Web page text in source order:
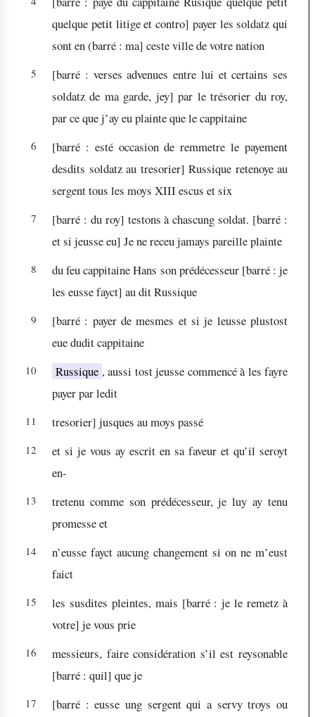
quelque petit litige et contro] payer les soldatz qui
sont en (barré : ma] ceste ville de votre nation
5 [barré : verses advenues entre lui et certains ses
soldatz de ma garde, jey] par le trésorier du roy,
par ce que j’ay eu plainte que le cappitaine
6 [barré : esté occasion de remmetre le payement
desdits soldatz au tresorier] Russique retenoye au
sergent tous les moys XIII escus et six
7 [barré : du roy] testons à chascung soldat. [barré :
et si jeusse eu] Je ne receu jamays pareille plainte
8 du feu cappitaine Hans son prédécesseur [barré : je
les eusse fayct] au dit Russique
9
[barré : payer de mesmes et si je leusse plustost
eue dudit cappitaine
10 Russique , aussi tost jeusse commencé à les fayre
payer par ledit
11 tresorier] jusques au moys passé
12
et si je vous ay escrit en sa faveur et qu’il seroyt
en-
13
tretenu comme son prédécesseur, je luy ay tenu
promesse et
14
n’eusse fayct aucung changement si on ne m’eust
faict
15 les susdites pleintes, mais [barré : je le remetz à
votre] je vous prie
16
messieurs, faire considération s’il est reysonable
[barré : quil] que je
17 [barré : eusse ung sergent qui a servy troys ou